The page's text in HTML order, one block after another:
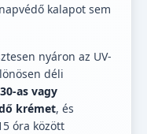
kalapot sem
nyáron az UV-
déli
as vagy
krémet, és
óra között